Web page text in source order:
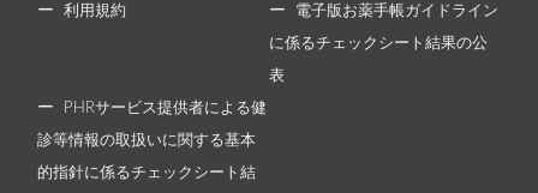
利用規約 電子版お薬手帳ガイドライン
に係るチェックシート結果の公
表
PHRサービス提供者による健
診等情報の取扱いに関する基本
的指針に係るチェックシート結